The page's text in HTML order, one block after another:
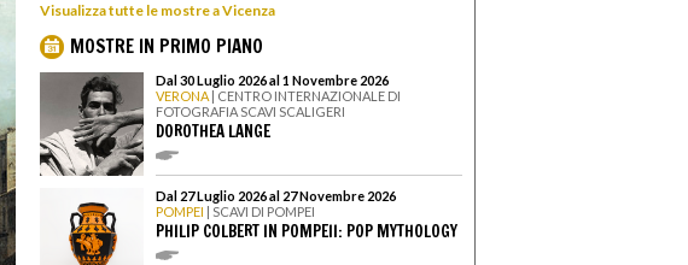
Visualizza tutte le mostre a Vicenza
MOSTRE IN PRIMO PIANO
Dal 30 Luglio 2026 al 1 Novembre 2026
VERONA | CENTRO INTERNAZIONALE DI
FOTOGRAFIA SCAVI SCALIGERI
DOROTHEA LANGE
Dal 27 Luglio 2026 al 27 Novembre 2026
POMPEI | SCAVI DI POMPEI
PHILIP COLBERT IN POMPEII: POP MYTHOLOGY